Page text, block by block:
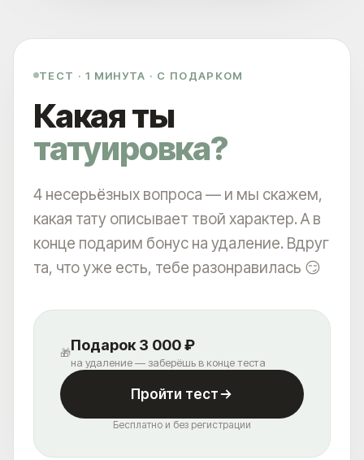
ТЕСТ · 1 МИНУТА · С ПОДАРКОМ
Какая ты
татуировка?
4 несерьёзных вопроса — и мы скажем,
какая тату описывает твой характер. А в
конце подарим бонус на удаление. Вдруг
та, что уже есть, тебе разонравилась 😏
🎁Подарок 3 000 ₽
на удаление — заберёшь в конце теста
Пройти тест
Бесплатно и без регистрации
АКЦИИ